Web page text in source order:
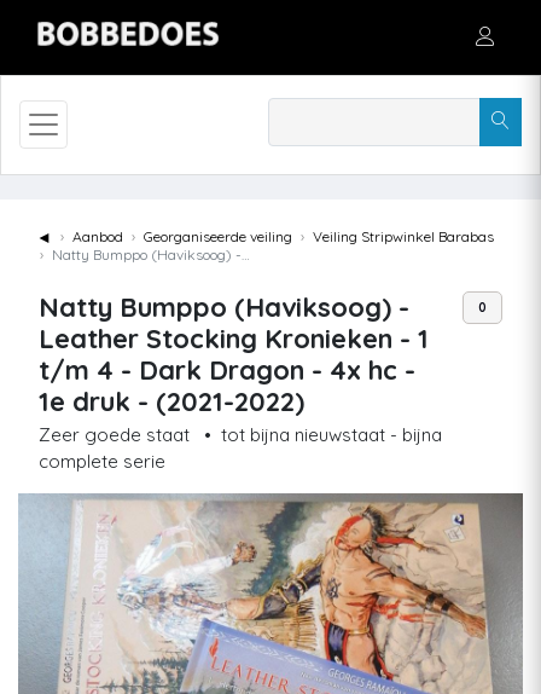
◄ Aanbod Georganiseerde veiling
Veiling Stripwinkel Barabas
Natty Bumppo (Haviksoog) - Leather Stocking Kronieken - 1 t/m 4 - Dark Dragon - 4x hc - 1e druk - (2021-2022)
Natty Bumppo (Haviksoog) -
Leather Stocking Kronieken - 1
t/m 4 - Dark Dragon - 4x hc -
1e druk - (2021-2022)
Zeer goede staat • tot bijna nieuwstaat - bijna
complete serie
0